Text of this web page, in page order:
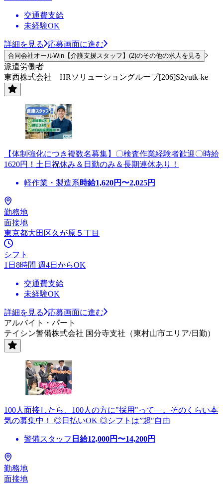
交通費支給
未経験OK
詳細を見る 応募画面に進む
合同会社オールWin【介護支援スタッフ】(2)のその他の求人を見る
派遣労働者
東西株式会社 HRソリューショングループ[206]S2yutk-ke
【体制強化につき複数名募集】〇検査作業経験者歓迎〇時給
1620円！土日祝休み＆日勤のみ＆長期連休あり！
軽作業・製造系時給1,620円〜2,025円
勤務地
面接地
東京都大田区久が原５丁目
シフト
1日8時間 週4日からOK
交通費支給
未経験OK
詳細を見る
応募画面に進む
アルバイト・パート
テイシン警備株式会社 国分寺支社（東村山市エリア/日勤）
100人面接したら、100人の方に"採用"って―。そのくらい本
気の募集中！ ◎日払いOK ◎シフトは”超"自由
警備スタッフ 日給12,000円〜14,200円
勤務地
面接地